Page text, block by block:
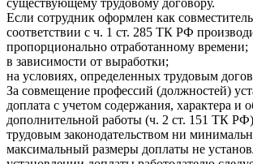
Если сотрудник оформлен как
соответствии с ч. 1 ст. 285 ТК РФ
пропорционально отработанному времени;
в зависимости от выработки;
на условиях, определенных трудовым
За совмещение профессий (должностей)
доплата с учетом содержания, характера и
дополнительной работы (ч. 2 ст. 151 ТК
трудовым законодательством ни
максимальный размеры доплаты не